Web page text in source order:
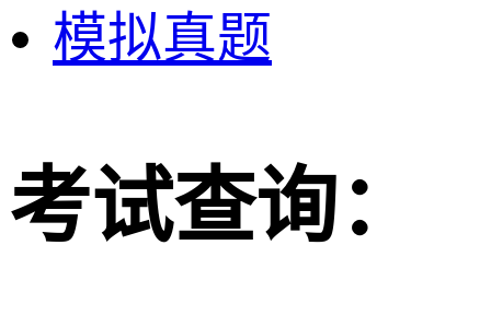
模拟真题
考试查询：